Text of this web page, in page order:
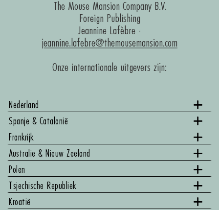
The Mouse Mansion Company B.V.
Foreign Publishing
Jeannine Lafèbre -
jeannine.lafebre@themousemansion.com
Onze internationale uitgevers zijn:
Nederland
Spanje & Catalonië
Frankrijk
Australie & Nieuw Zeeland
Polen
Tsjechische Republiek
Kroatië